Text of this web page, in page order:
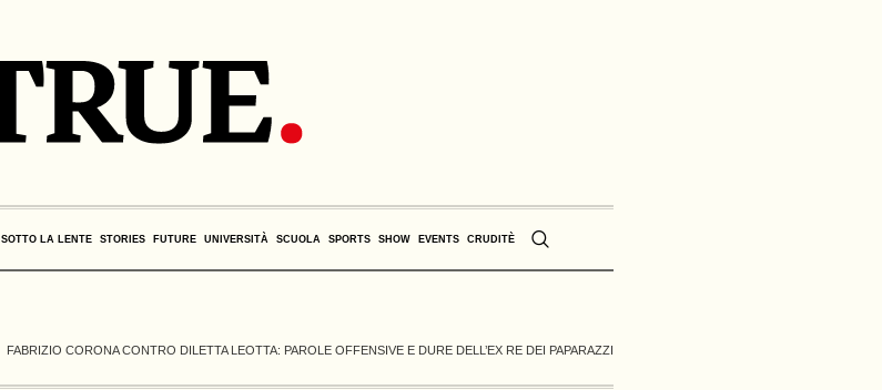
SOTTO LA LENTE STORIES FUTURE UNIVERSITÀ SCUOLA SPORTS SHOW EVENTS CRUDITÈ
FABRIZIO CORONA CONTRO DILETTA LEOTTA: PAROLE OFFENSIVE E DURE DELL’EX RE DEI PAPARAZZI